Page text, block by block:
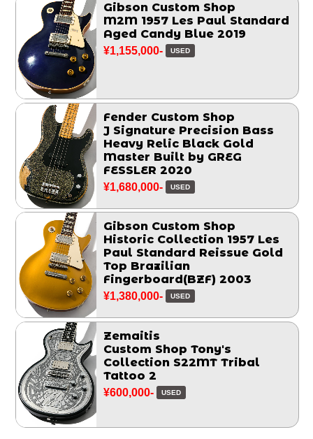
Gibson Custom Shop
M2M 1957 Les Paul Standard
Aged Candy Blue 2019
¥1,155,000- USED
Fender Custom Shop
J Signature Precision Bass
Heavy Relic Black Gold
Master Built by GREG
FESSLER 2020
¥1,680,000- USED
Gibson Custom Shop
Historic Collection 1957 Les
Paul Standard Reissue Gold
Top Brazilian
Fingerboard(BZF) 2003
¥1,380,000- USED
Zemaitis
Custom Shop Tony's
Collection S22MT Tribal
Tattoo 2
¥600,000- USED